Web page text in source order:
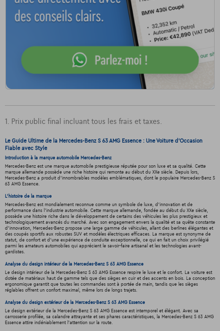
1. Prix public final incluant tous les frais et taxes.
Le Guide Ultime de la Mercedes-Benz S 63 AMG Essence : Une Voiture d'Occasion
Fiable avec Style
Introduction à la marque automobile Mercedes-Benz
Mercedes-Benz est une marque automobile prestigieuse réputée pour son luxe et sa qualité. Cette
marque allemande possède une riche histoire qui remonte au début du XXe siècle. Depuis lors,
Mercedes-Benz a produit d'innombrables modèles emblématiques, dont le populaire Mercedes-Benz S
63 AMG Essence.
L'histoire de la marque
Mercedes-Benz est mondialement reconnue comme un symbole de luxe, d'innovation et de
performance dans l'industrie automobile. Cette marque allemande, fondée au début du XXe siècle,
possède une histoire riche dans le développement de certains des véhicules les plus prestigieux et
technologiquement avancés du marché. Avec son engagement envers la qualité et sa quête constante
d'innovation, Mercedes-Benz propose une large gamme de véhicules, allant des berlines élégantes et
des coupés sportifs aux robustes SUV et modèles électriques efficaces. La marque est synonyme de
statut, de confort et d'une expérience de conduite exceptionnelle, ce qui en fait un choix privilégié
parmi les amateurs automobiles qui apprécient le savoir-faire artisanal et les technologies avant-
gardistes.
Analyse du design intérieur de la Mercedes-Benz S 63 AMG Essence
Le design intérieur de la Mercedes-Benz S 63 AMG Essence respire le luxe et le confort. La voiture est
dotée de matériaux haut de gamme tels que des sièges en cuir et des accents en bois. La conception
ergonomique garantit que toutes les commandes sont à portée de main, tandis que les sièges
réglables offrent un confort maximal, même lors de longs trajets.
Analyse du design extérieur de la Mercedes-Benz S 63 AMG Essence
Le design extérieur de la Mercedes-Benz S 63 AMG Essence est intemporel et élégant. Avec sa
carrosserie profilée, sa calandre attrayante et ses phares caractéristiques, la Mercedes-Benz S 63 AMG
Essence attire indéniablement l'attention sur la route.